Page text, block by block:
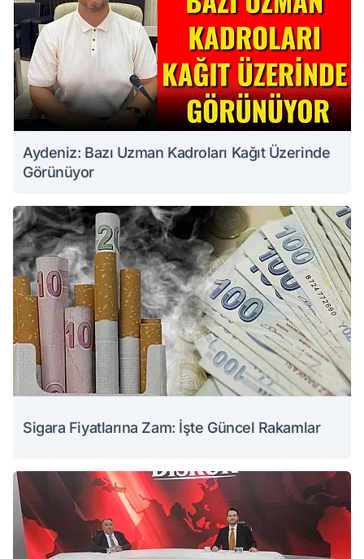
Aydeniz: Bazı Uzman Kadroları Kağıt Üzerinde
Görünüyor
Sigara Fiyatlarına Zam: İşte Güncel Rakamlar